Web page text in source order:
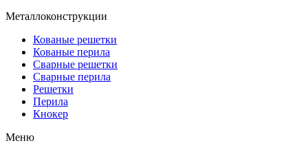
Металлоконструкции
Кованые решетки
Кованые перила
Сварные решетки
Сварные перила
Решетки
Перила
Кнокер
Меню